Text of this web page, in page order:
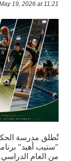
19, 2026 at 11:21
تٌطلق مدرسة
"ستيب أهيد"